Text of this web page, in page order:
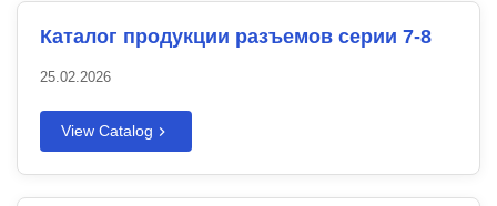
Каталог продукции разъемов серии 7-8
25.02.2026
View Catalog